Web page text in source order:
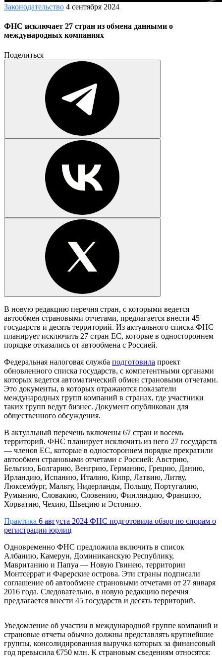
Законодательство 4 сентября 2024
ФНС исключает 27 стран из обмена данными о
международных компаниях
Поделиться
В новую редакцию перечня стран, с которыми ведется
автообмен страновыми отчетами, предлагается внести 45
государств и десять территорий. Из актуального списка ФНС
планирует исключить 27 стран ЕС, которые в одностороннем
порядке отказались от автообмена с Россией.
Федеральная налоговая служба подготовила проект
обновленного списка государств, с компетентными органами
которых ведется автоматический обмен страновыми отчетами.
Это документы, в которых отражаются показатели
международных групп компаний в странах, где участники
таких групп ведут бизнес. Документ опубликован для
общественного обсуждения.
В актуальный перечень включены 67 стран и восемь
территорий. ФНС планирует исключить из него 27 государств
— членов ЕС, которые в одностороннем порядке прекратили
автообмен страновыми отчетами с Россией: Австрию,
Бельгию, Болгарию, Венгрию, Германию, Грецию, Данию,
Ирландию, Испанию, Италию, Кипр, Латвию, Литву,
Люксембург, Мальту, Нидерланды, Польшу, Португалию,
Румынию, Словакию, Словению, Финляндию, Францию,
Хорватию, Чехию, Швецию и Эстонию.
Практика 6 августа 2024 ФНС подготовила обзор по спорам о
регистрации юрлиц
Одновременно ФНС предложила включить в список
Албанию, Камерун, Доминиканскую Республику,
Мавританию и Папуа — Новую Гвинею, территории
Монтсеррат и Фарерские острова. Эти страны подписали
соглашение об автообмене страновыми отчетами от 27 января
2016 года. Следовательно, в новую редакцию перечня
предлагается внести 45 государств и десять территорий.
Уведомление об участии в международной группе компаний и
страновые отчеты обычно должны представлять крупнейшие
группы, консолидированная выручка которых за финансовый
год превысила €750 млн. К страновым сведениям относятся: